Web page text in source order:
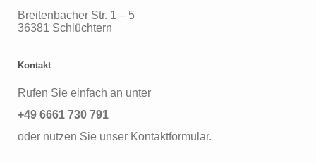
Breitenbacher Str. 1 – 5
36381 Schlüchtern
Kontakt
Rufen Sie einfach an unter
+49 6661 730 791
oder nutzen Sie unser Kontaktformular.